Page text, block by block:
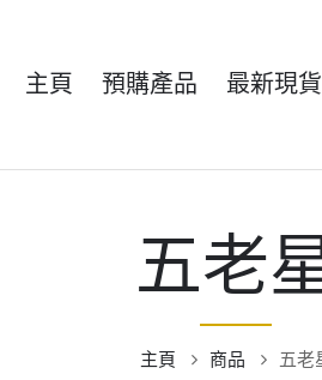
主頁 預購產品 最新現貨
五老
主頁 商品 五老